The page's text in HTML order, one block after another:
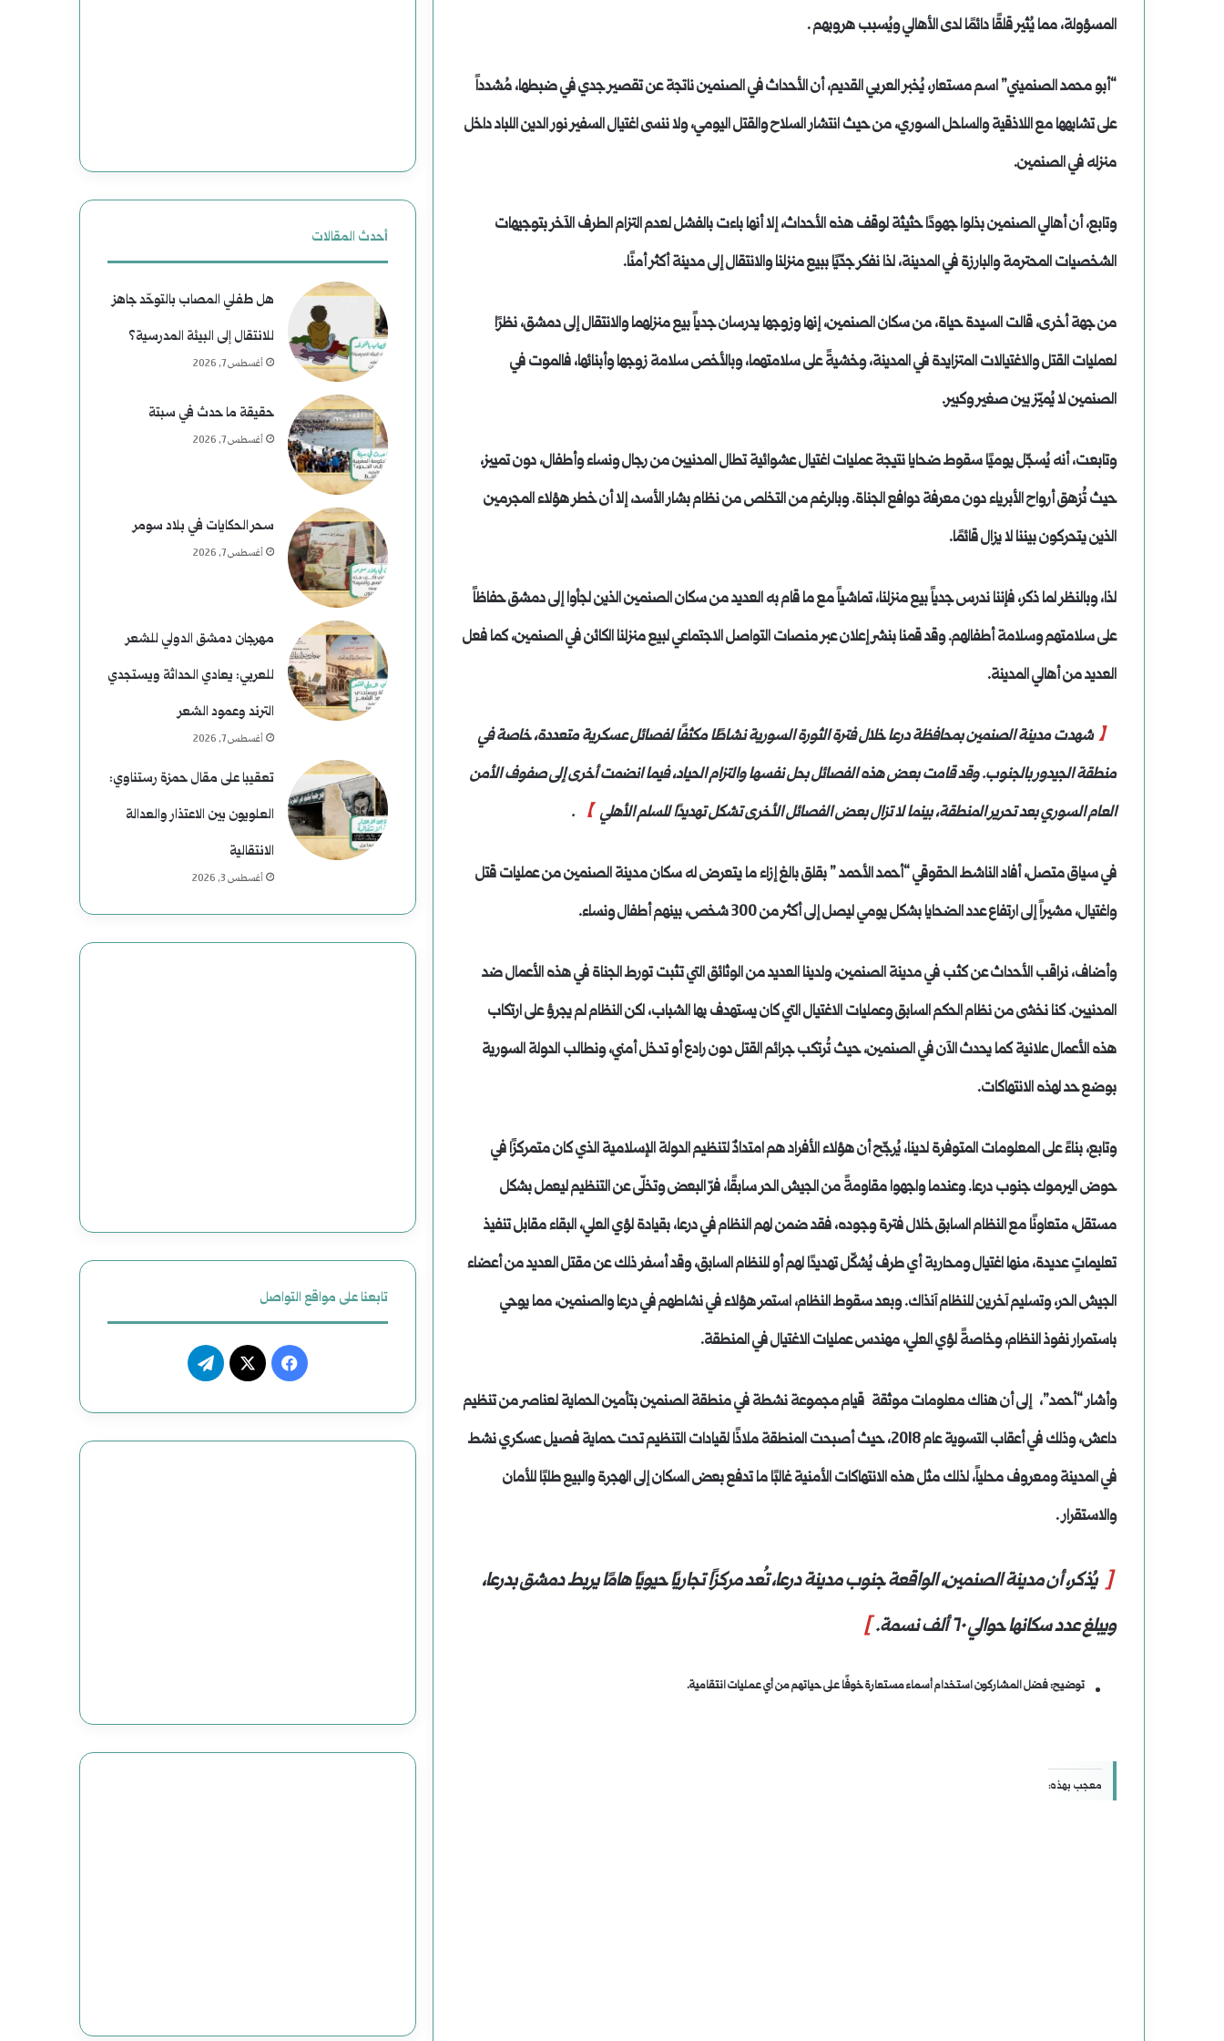
المسؤولة، مما يُثير قلقًا دائمًا لدى الأهالي ويُسبب هروبهم .
“أبو محمد الصنميني” اسم مستعار، يُخبر العربي القديم، أن الأحداث في الصنمين ناتجة عن تقصير جدي في ضبطها، مُشدداً
على تشابهها مع اللاذقية والساحل السوري، من حيث انتشار السلاح والقتل اليومي، ولا ننسى اغتيال السفير نور الدين اللباد داخل
منزله في الصنمين.
وتابع، أن أهالي الصنمين بذلوا جهودًا حثيثة لوقف هذه الأحداث، إلا أنها باءت بالفشل لعدم التزام الطرف الآخر بتوجيهات
الشخصيات المحترمة والبارزة في المدينة، لذا نفكر جدّيًا ببيع منزلنا والانتقال إلى مدينة أكثر أمنًا.
من جهة أخرى، قالت السيدة حياة، من سكان الصنمين، إنها وزوجها يدرسان جدياً بيع منزلهما والانتقال إلى دمشق، نظرًا
لعمليات القتل والاغتيالات المتزايدة في المدينة، وخشيةً على سلامتهما، وبالأخص سلامة زوجها وأبنائها، فالموت في
الصنمين لا يُميّز بين صغير وكبير.
وتابعت، أنه يُسجّل يوميًا سقوط ضحايا نتيجة عمليات اغتيال عشوائية تطال المدنيين من رجال ونساء وأطفال، دون تمييز،
حيث تُزهق أرواح الأبرياء دون معرفة دوافع الجناة. وبالرغم من التخلص من نظام بشار الأسد، إلا أن خطر هؤلاء المجرمين
الذين يتحركون بيننا لا يزال قائمًا.
لذا، وبالنظر لما ذكر، فإننا ندرس جدياً بيع منزلنا، تماشياً مع ما قام به العديد من سكان الصنمين الذين لجأوا إلى دمشق حفاظاً
على سلامتهم وسلامة أطفالهم. وقد قمنا بنشر إعلان عبر منصات التواصل الاجتماعي لبيع منزلنا الكائن في الصنمين، كما فعل
العديد من أهالي المدينة.
【 شهدت مدينة الصنمين بمحافظة درعا خلال فترة الثورة السورية نشاطًا مكثفًا لفصائل عسكرية متعددة، خاصة في
منطقة الجيدور بالجنوب. وقد قامت بعض هذه الفصائل بحل نفسها والتزام الحياد، فيما انضمت أخرى إلى صفوف الأمن
العام السوري بعد تحرير المنطقة، بينما لا تزال بعض الفصائل الأخرى تشكل تهديدًا للسلم الأهلي 】
.
في سياق متصل، أفاد الناشط الحقوقي “أحمد الأحمد ” بقلق بالغ إزاء ما يتعرض له سكان مدينة الصنمين من عمليات قتل
واغتيال، مشيراً إلى ارتفاع عدد الضحايا بشكل يومي ليصل إلى أكثر من 300 شخص، بينهم أطفال ونساء.
وأضاف، نراقب الأحداث عن كثب في مدينة الصنمين، ولدينا العديد من الوثائق التي تثبت تورط الجناة في هذه الأعمال ضد
المدنيين. كنا نخشى من نظام الحكم السابق وعمليات الاغتيال التي كان يستهدف بها الشباب، لكن النظام لم يجرؤ على ارتكاب
هذه الأعمال علانية كما يحدث الآن في الصنمين، حيث تُرتكب جرائم القتل دون رادع أو تدخل أمني، ونطالب الدولة السورية
بوضع حد لهذه الانتهاكات.
وتابع، بناءً على المعلومات المتوفرة لدينا، يُرجّح أن هؤلاء الأفراد هم امتدادٌ لتنظيم الدولة الإسلامية الذي كان متمركزًا في
حوض اليرموك جنوب درعا. وعندما واجهوا مقاومةً من الجيش الحر سابقًا، فرّ البعض وتخلّى عن التنظيم ليعمل بشكل
مستقل، متعاونًا مع النظام السابق خلال فترة وجوده، فقد ضمن لهم النظام في درعا، بقيادة لؤي العلي، البقاء مقابل تنفيذ
تعليماتٍ عديدة، منها اغتيال ومحاربة أي طرف يُشكّل تهديدًا لهم أو للنظام السابق، وقد أسفر ذلك عن مقتل العديد من أعضاء
الجيش الحر، وتسليم آخرين للنظام آنذاك. وبعد سقوط النظام، استمر هؤلاء في نشاطهم في درعا والصنمين، مما يوحي
باستمرار نفوذ النظام، وخاصةً لؤي العلي، مهندس عمليات الاغتيال في المنطقة.
وأشار “أحمد”، إلى أن هناك معلومات موثقة قيام مجموعة نشطة في منطقة الصنمين بتأمين الحماية لعناصر من تنظيم
داعش، وذلك في أعقاب التسوية عام 2018، حيث أصبحت المنطقة ملاذًا لقيادات التنظيم تحت حماية فصيل عسكري نشط
في المدينة ومعروف محلياً، لذلك مثل هذه الانتهاكات الأمنية غالبًا ما تدفع بعض السكان إلى الهجرة والبيع طلبًا للأمان
والاستقرار .
[ يُذكر، أن مدينة الصنمين، الواقعة جنوب مدينة درعا، تُعد مركزًا تجاريًا حيويًا هامًا يربط دمشق بدرعا،
ويبلغ عدد سكانها حوالي ٦٠ ألف نسمة.
]
توضيح: فضل المشاركون استخدام أسماء مستعارة خوفًا على حياتهم من أي عمليات انتقامية.
معجب بهذه:
وضحاياه
أحدث المقالات
هل طفلي المصاب بالتوحّد جاهز
للانتقال إلى البيئة المدرسية؟
أغسطس 7, 2026
حقيقة ما حدث في سبتة
أغسطس 7, 2026
سحر الحكايات في بلاد سومر
أغسطس 7, 2026
مهرجان دمشق الدولي للشعر
للعربي: يعادي الحداثة ويستجدي
الترند وعمود الشعر
أغسطس 7, 2026
تعقيبا على مقال حمزة رستناوي:
العلويون بين الاعتذار والعدالة
الانتقالية
أغسطس 3, 2026
تابعنا على مواقع التواصل
فيسبوك
‫X تيلقرام